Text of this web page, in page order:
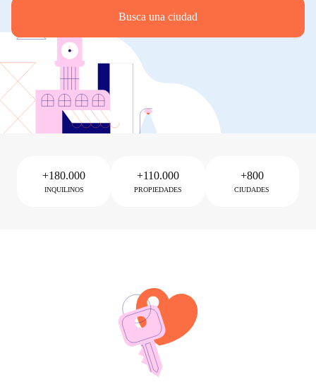
Busca una ciudad
+180.000
INQUILINOS
+110.000
PROPIEDADES
+800
CIUDADES